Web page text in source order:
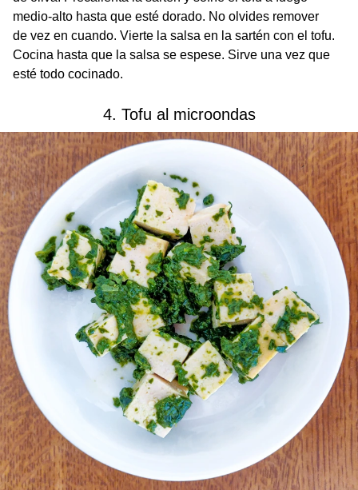
medio-alto hasta que esté dorado. No olvides remover
de vez en cuando. Vierte la salsa en la sartén con el tofu.
Cocina hasta que la salsa se espese. Sirve una vez que
esté todo cocinado.
4. Tofu al microondas